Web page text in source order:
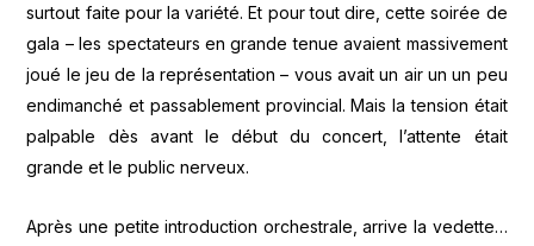
surtout faite pour la variété. Et pour tout dire, cette soirée de
gala – les spectateurs en grande tenue avaient massivement
joué le jeu de la représentation – vous avait un air un un peu
endimanché et passablement provincial. Mais la tension était
palpable dès avant le début du concert, l’attente était
grande et le public nerveux.
Après une petite introduction orchestrale, arrive la vedette…